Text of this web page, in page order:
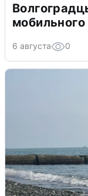
6 августа 0